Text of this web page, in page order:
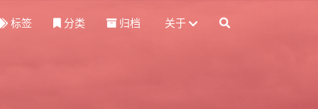
标签 分类 归档 关于